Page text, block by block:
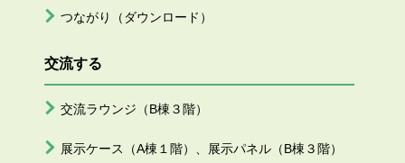
つながり（ダウンロード）
交流する
交流ラウンジ（B棟３階）
展示ケース（A棟１階）、展示パネル（B棟３階）